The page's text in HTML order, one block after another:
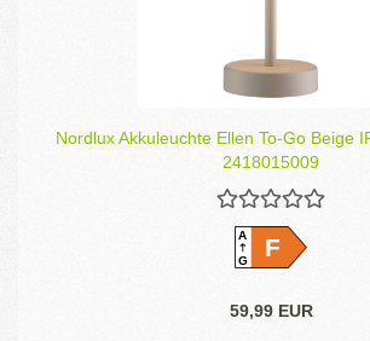
Nordlux Akkuleuchte Ellen To-Go Beige
2418015009
A
GF
59,99 EUR